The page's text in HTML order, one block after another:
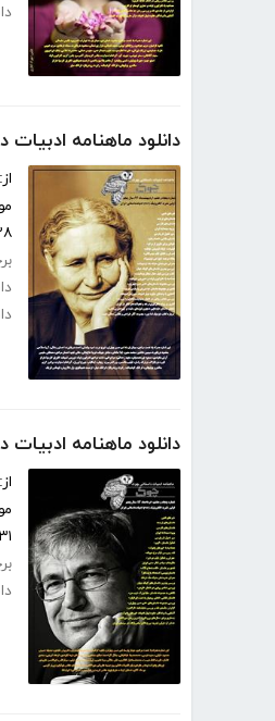
دانلود ماهنامه ادبیات
از:
۱۲۸
دانلود ماهنامه ادبیات
از:
۱۳۱